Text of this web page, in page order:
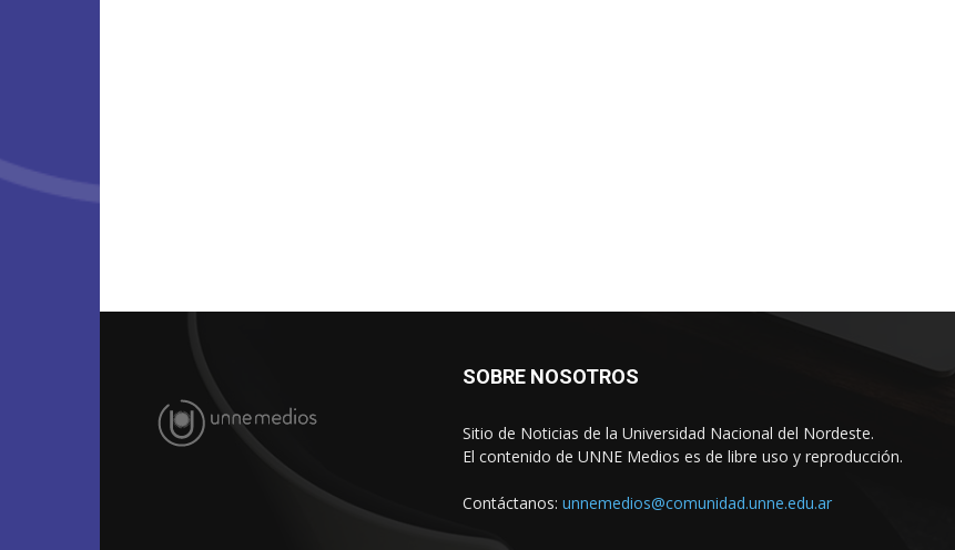
SOBRE NOSOTROS
Sitio de Noticias de la Universidad Nacional del Nordeste.
El contenido de UNNE Medios es de libre uso y reproducción.
Contáctanos: unnemedios@comunidad.unne.edu.ar